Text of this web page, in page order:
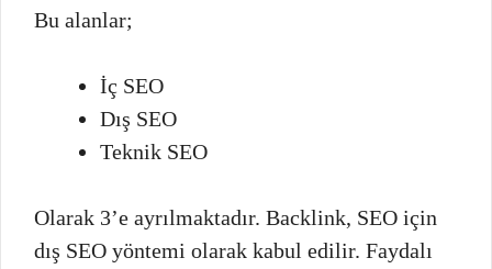
Bu alanlar;
İç SEO
Dış SEO
Teknik SEO
Olarak 3’e ayrılmaktadır. Backlink, SEO için
dış SEO yöntemi olarak kabul edilir. Faydalı